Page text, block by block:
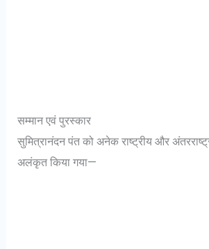
सम्मान एवं पुरस्कार
सुमित्रानंदन पंत को अनेक राष्ट्रीय और
अलंकृत किया गया—